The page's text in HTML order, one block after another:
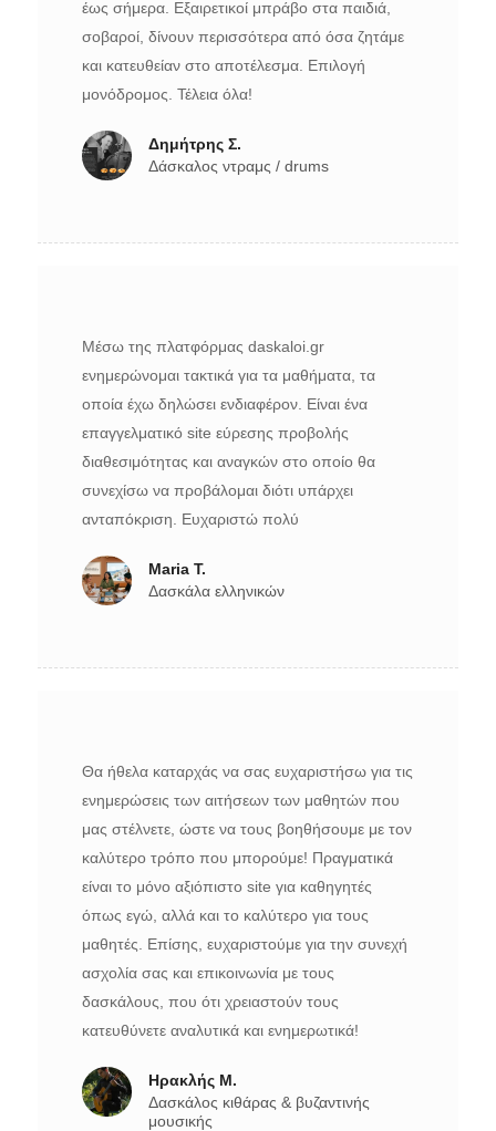
έως σήμερα. Εξαιρετικοί μπράβο στα παιδιά,
σοβαροί, δίνουν περισσότερα από όσα ζητάμε
και κατευθείαν στο αποτέλεσμα. Επιλογή
μονόδρομος. Τέλεια όλα!
Δημήτρης Σ.
Δάσκαλος ντραμς / drums
Μέσω της πλατφόρμας daskaloi.gr
ενημερώνομαι τακτικά για τα μαθήματα, τα
οποία έχω δηλώσει ενδιαφέρον. Είναι ένα
επαγγελματικό site εύρεσης προβολής
διαθεσιμότητας και αναγκών στο οποίο θα
συνεχίσω να προβάλομαι διότι υπάρχει
ανταπόκριση. Ευχαριστώ πολύ
Maria T.
Δασκάλα ελληνικών
Θα ήθελα καταρχάς να σας ευχαριστήσω για τις
ενημερώσεις των αιτήσεων των μαθητών που
μας στέλνετε, ώστε να τους βοηθήσουμε με τον
καλύτερο τρόπο που μπορούμε! Πραγματικά
είναι το μόνο αξιόπιστο site για καθηγητές
όπως εγώ, αλλά και το καλύτερο για τους
μαθητές. Επίσης, ευχαριστούμε για την συνεχή
ασχολία σας και επικοινωνία με τους
δασκάλους, που ότι χρειαστούν τους
κατευθύνετε αναλυτικά και ενημερωτικά!
Ηρακλής Μ.
Δασκάλος κιθάρας & βυζαντινής
μουσικής